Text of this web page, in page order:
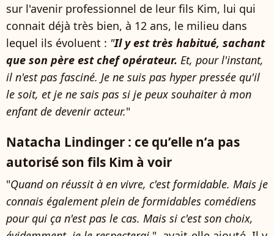
sur l'avenir professionnel de leur fils Kim, lui qui
connait déjà très bien, à 12 ans, le milieu dans
lequel ils évoluent : "Il y est très habitué, sachant
que son père est chef opérateur. Et, pour l'instant,
il n'est pas fasciné. Je ne suis pas hyper pressée qu'il
le soit, et je ne sais pas si je peux souhaiter à mon
enfant de devenir acteur."
Natacha Lindinger : ce qu’elle n’a pas
autorisé son fils Kim à voir
"Quand on réussit à en vivre, c'est formidable. Mais je
connais également plein de formidables comédiens
pour qui ça n'est pas le cas. Mais si c'est son choix,